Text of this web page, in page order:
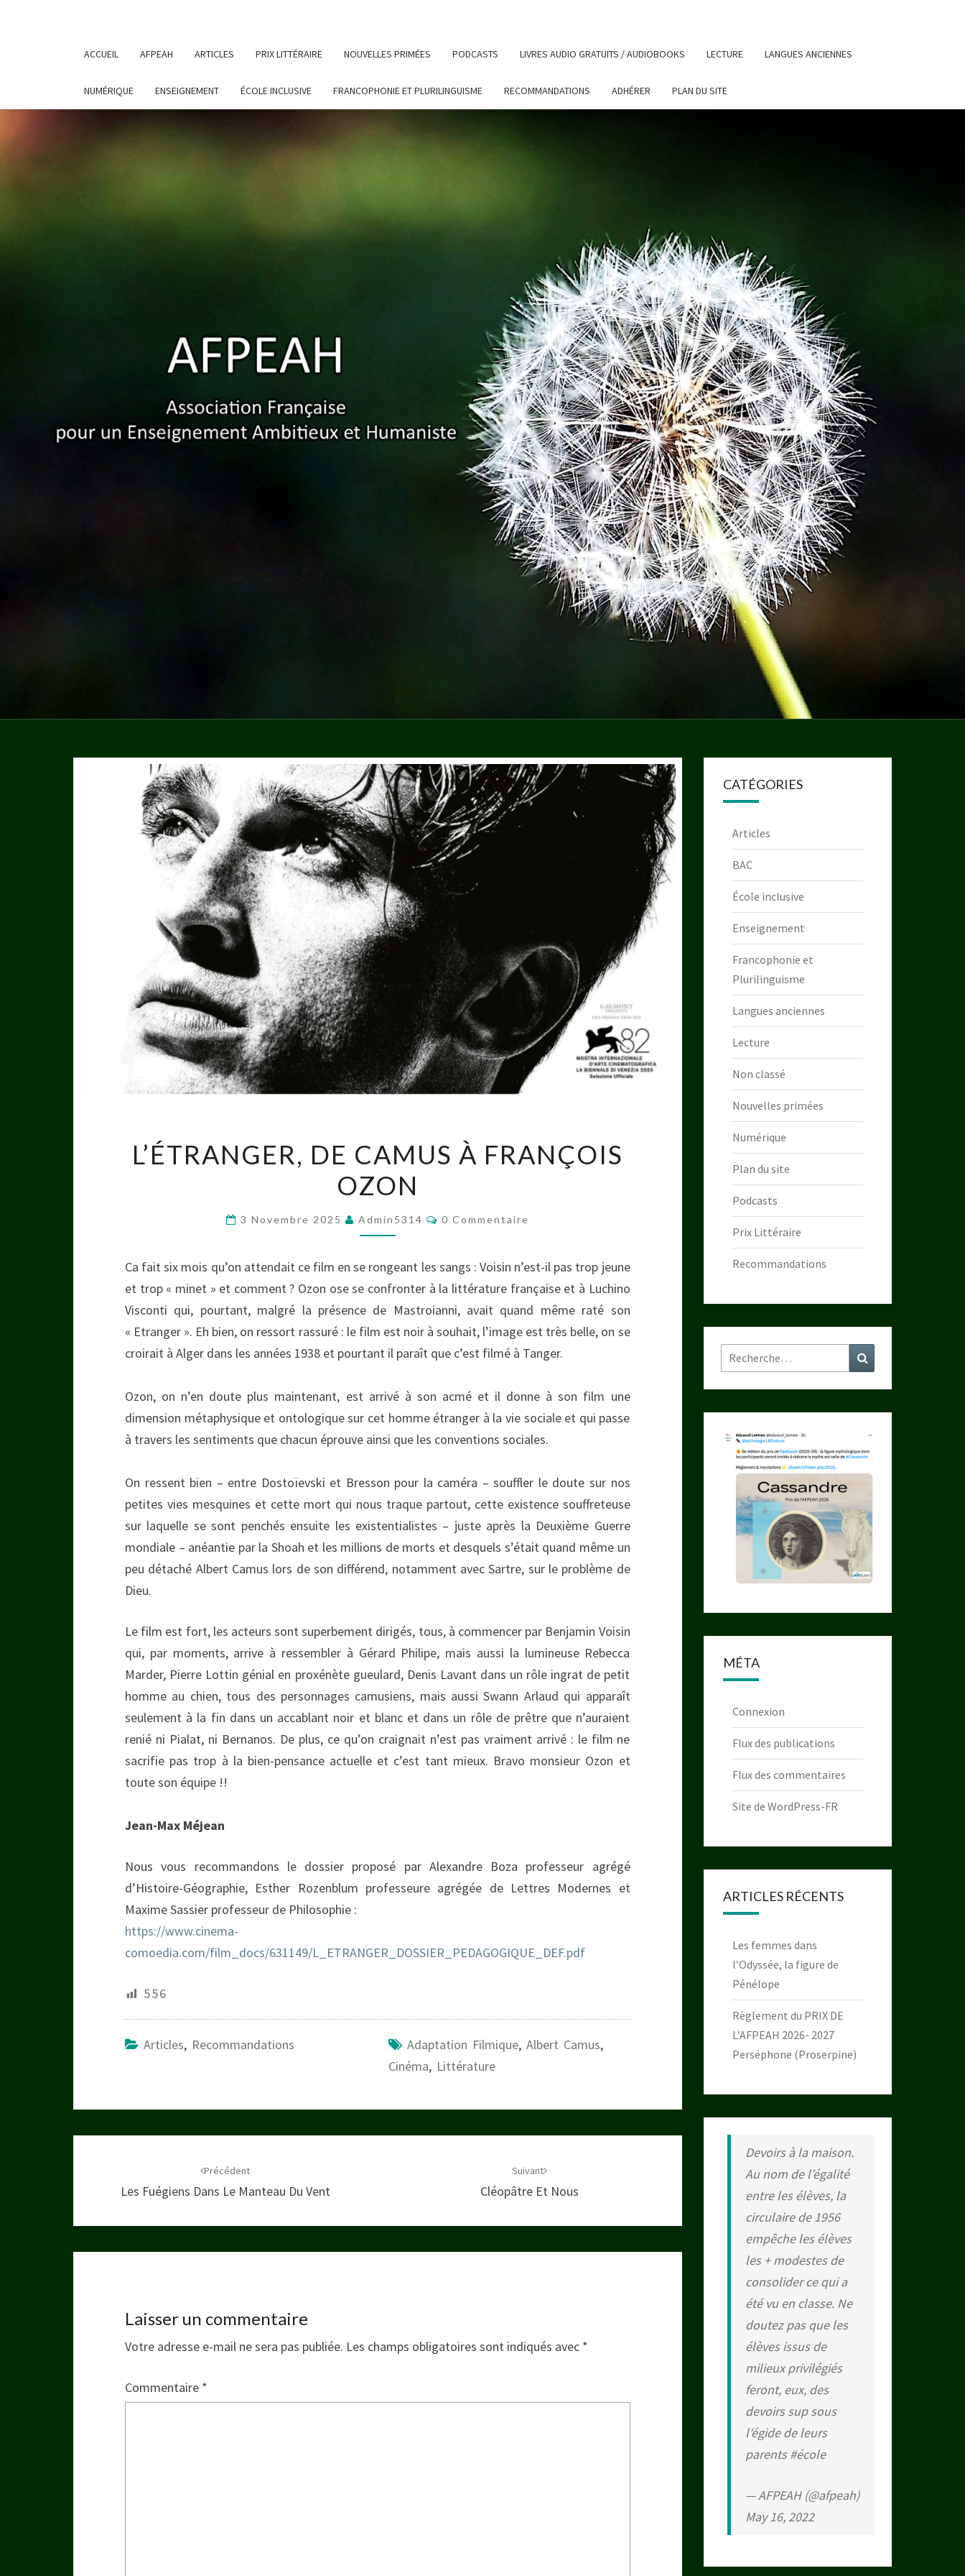
ACCUEIL AFPEAH ARTICLES PRIX LITTÉRAIRE NOUVELLES PRIMÉES PODCASTS LIVRES AUDIO GRATUITS / AUDIOBOOKS LECTURE LANGUES ANCIENNES
NUMÉRIQUE ENSEIGNEMENT ÉCOLE INCLUSIVE FRANCOPHONIE ET PLURILINGUISME RECOMMANDATIONS ADHÉRER PLAN DU SITE
Association
Française
Pour Un
Enseignement
Ambitieux Et
Humaniste
DE
CAMUS
À
FRANÇOIS
L’ÉTRANGER, DE CAMUS À FRANÇOIS
OZON
3 Novembre 2025 Admin5314 Commentaires
0 Commentaire
Ca fait six mois qu’on attendait ce film en se rongeant les sangs : Voisin n’est-il pas trop jeune
et trop « minet » et comment ? Ozon ose se confronter à la littérature française et à Luchino
Visconti qui, pourtant, malgré la présence de Mastroianni, avait quand même raté son
« Etranger ». Eh bien, on ressort rassuré : le film est noir à souhait, l’image est très belle, on se
croirait à Alger dans les années 1938 et pourtant il paraît que c’est filmé à Tanger.
Ozon, on n’en doute plus maintenant, est arrivé à son acmé et il donne à son film une
dimension métaphysique et ontologique sur cet homme étranger à la vie sociale et qui passe
à travers les sentiments que chacun éprouve ainsi que les conventions sociales.
On ressent bien – entre Dostoïevski et Bresson pour la caméra – souffler le doute sur nos
petites vies mesquines et cette mort qui nous traque partout, cette existence souffreteuse
sur laquelle se sont penchés ensuite les existentialistes – juste après la Deuxième Guerre
mondiale – anéantie par la Shoah et les millions de morts et desquels s’était quand même un
peu détaché Albert Camus lors de son différend, notamment avec Sartre, sur le problème de
Dieu.
Le film est fort, les acteurs sont superbement dirigés, tous, à commencer par Benjamin Voisin
qui, par moments, arrive à ressembler à Gérard Philipe, mais aussi la lumineuse Rebecca
Marder, Pierre Lottin génial en proxénète gueulard, Denis Lavant dans un rôle ingrat de petit
homme au chien, tous des personnages camusiens, mais aussi Swann Arlaud qui apparaît
seulement à la fin dans un accablant noir et blanc et dans un rôle de prêtre que n’auraient
renié ni Pialat, ni Bernanos. De plus, ce qu’on craignait n’est pas vraiment arrivé : le film ne
sacrifie pas trop à la bien-pensance actuelle et c’est tant mieux. Bravo monsieur Ozon et
toute son équipe !!
Jean-Max Méjean
Nous vous recommandons le dossier proposé par Alexandre Boza professeur agrégé
d’Histoire-Géographie, Esther Rozenblum professeure agrégée de Lettres Modernes et
Maxime Sassier professeur de Philosophie :
https://www.cinema-
comoedia.com/film_docs/631149/L_ETRANGER_DOSSIER_PEDAGOGIQUE_DEF.pdf
556
Articles, Recommandations Adaptation Filmique, Albert Camus,
Cinéma, Littérature
Précédent
Les Fuégiens Dans Le Manteau Du Vent
Suivant
Cléopâtre Et Nous
Laisser un commentaire
Votre adresse e-mail ne sera pas publiée. Les champs obligatoires sont indiqués avec *
Commentaire *
CATÉGORIES
Articles
BAC
École inclusive
Enseignement
Francophonie et
Plurilinguisme
Langues anciennes
Lecture
Non classé
Nouvelles primées
Numérique
Plan du site
Podcasts
Prix Littéraire
Recommandations
Rechercher :
MÉTA
Connexion
Flux des publications
Flux des commentaires
Site de WordPress-FR
ARTICLES RÉCENTS
Les femmes dans
l’Odyssée, la figure de
Pénélope
Règlement du PRIX DE
L’AFPEAH 2026- 2027
Perséphone (Proserpine)
Devoirs à la maison.
Au nom de l’égalité
entre les élèves, la
circulaire de 1956
empêche les élèves
les + modestes de
consolider ce qui a
été vu en classe. Ne
doutez pas que les
élèves issus de
milieux privilégiés
feront, eux, des
devoirs sup sous
l'égide de leurs
parents#école
— AFPEAH (@afpeah)
May 16, 2022